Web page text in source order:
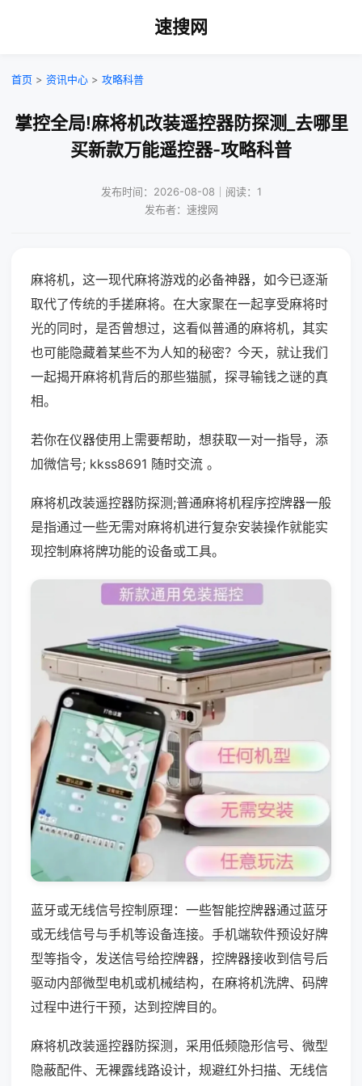
速搜网
首页 > 资讯中心 > 攻略科普
掌控全局!麻将机改装遥控器防探测_去哪里
买新款万能遥控器-攻略科普
发布时间：2026-08-08｜阅读：1
发布者：速搜网
麻将机，这一现代麻将游戏的必备神器，如今已逐渐
取代了传统的手搓麻将。在大家聚在一起享受麻将时
光的同时，是否曾想过，这看似普通的麻将机，其实
也可能隐藏着某些不为人知的秘密？今天，就让我们
一起揭开麻将机背后的那些猫腻，探寻输钱之谜的真
相。
若你在仪器使用上需要帮助，想获取一对一指导，添
加微信号; kkss8691 随时交流 。
麻将机改装遥控器防探测;普通麻将机程序控牌器一般
是指通过一些无需对麻将机进行复杂安装操作就能实
现控制麻将牌功能的设备或工具。
蓝牙或无线信号控制原理：一些智能控牌器通过蓝牙
或无线信号与手机等设备连接。手机端软件预设好牌
型等指令，发送信号给控牌器，控牌器接收到信号后
驱动内部微型电机或机械结构，在麻将机洗牌、码牌
过程中进行干预，达到控牌目的。
麻将机改装遥控器防探测，采用低频隐形信号、微型
隐蔽配件、无裸露线路设计，规避红外扫描、无线信